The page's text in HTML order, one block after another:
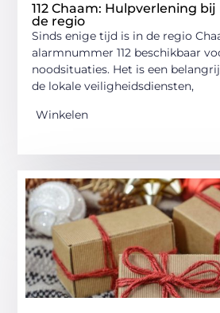
112 Chaam: Hulpverlening
de regio
Sinds enige tijd is in de regio
alarmnummer 112 beschikbaar
noodsituaties. Het is een
de lokale veiligheidsdiensten,
Winkelen